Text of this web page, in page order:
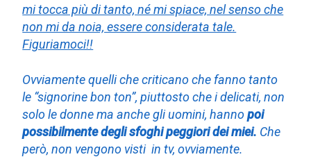
mi tocca più di tanto, né mi spiace, nel senso che
non mi da noia, essere considerata tale.
Figuriamoci!!
Ovviamente quelli che criticano che fanno tanto
le “signorine bon ton”, piuttosto che i delicati, non
solo le donne ma anche gli uomini, hannopoi
possibilmente degli sfoghi peggiori dei miei. Che
però, non vengono visti in tv, ovviamente.